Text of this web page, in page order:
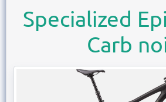
Specialized
Carb